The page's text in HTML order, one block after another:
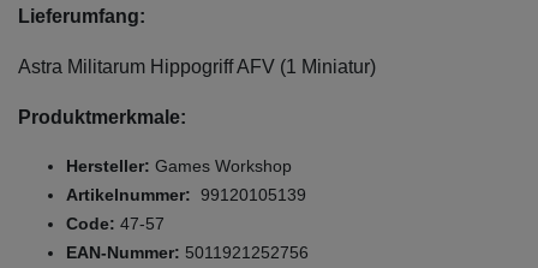
Lieferumfang:
Astra Militarum Hippogriff AFV (1 Miniatur)
Produktmerkmale:
Hersteller: Games Workshop
Artikelnummer: 99120105139
Code: 47-57
EAN-Nummer: 5011921252756